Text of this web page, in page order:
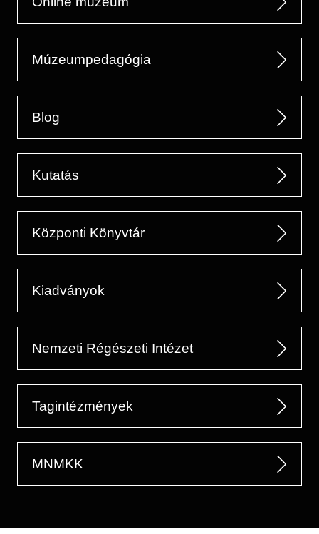
Múzeumpedagógia
Blog
Kutatás
Központi Könyvtár
Kiadványok
Nemzeti Régészeti Intézet
Tagintézmények
MNMKK